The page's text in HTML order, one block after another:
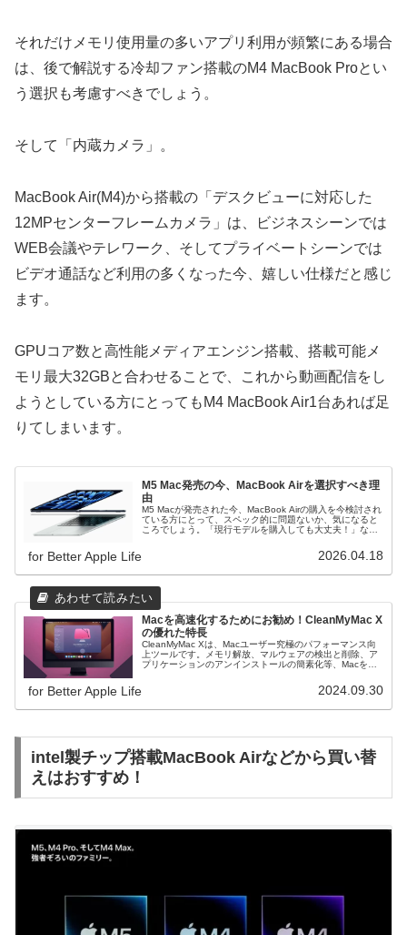
それだけメモリ使用量の多いアプリ利用が頻繁にある場合
は、後で解説する冷却ファン搭載のM4 MacBook Proとい
う選択も考慮すべきでしょう。
そして「内蔵カメラ」。
MacBook Air(M4)から搭載の「デスクビューに対応した
12MPセンターフレームカメラ」は、ビジネスシーンでは
WEB会議やテレワーク、そしてプライベートシーンでは
ビデオ通話など利用の多くなった今、嬉しい仕様だと感じ
ます。
GPUコア数と高性能メディアエンジン搭載、搭載可能メ
モリ最大32GBと合わせることで、これから動画配信をし
ようとしている方にとってもM4 MacBook Air1台あれば足
りてしまいます。
M5 Mac発売の今、MacBook Airを選択すべき理
由
M5 Macが発売された今、MacBook Airの購入を今検討され
ている方にとって、スペック的に問題ないか、気になると
ころでしょう。「現行モデルを購入しても大丈夫！」な理
for Better Apple Life 2026.04.18
Macを高速化するためにお勧め！CleanMyMac X
の優れた特長
CleanMyMac Xは、Macユーザー究極のパフォーマンス向
上ツールです。メモリ解放、マルウェアの検出と削除、ア
プリケーションのアンインストールの簡素化等、Macを高
for Better Apple Life 2024.09.30
intel製チップ搭載MacBook Airなどから買い替
えはおすすめ！